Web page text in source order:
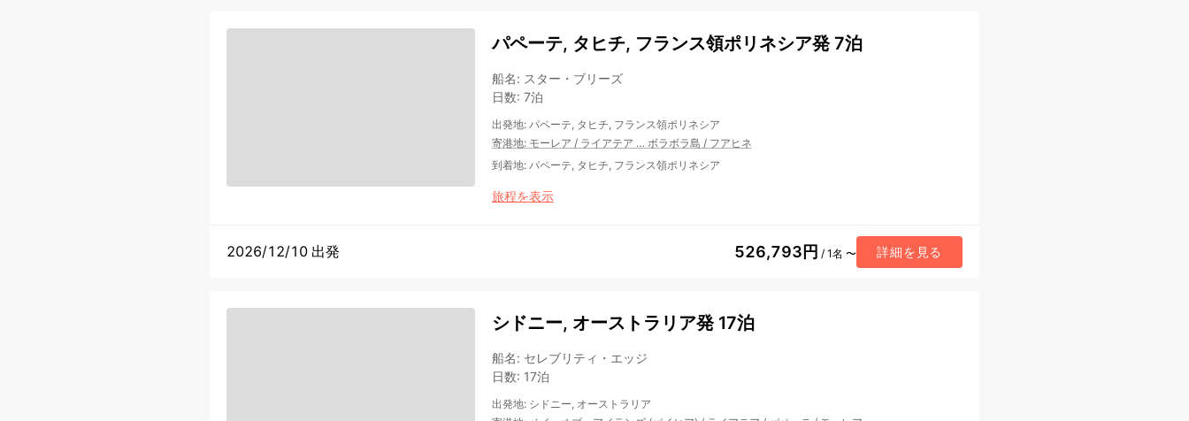
パペーテ, タヒチ, フランス領ポリネシア発 7泊
船名: スター・ブリーズ
日数: 7泊
出発地: パペーテ, タヒチ, フランス領ポリネシア
寄港地: モーレア / ライアテア … ボラボラ島 / フアヒネ
到着地: パペーテ, タヒチ, フランス領ポリネシア
旅程を表示
2026/12/10 出発 526,793円 / 1名 〜 詳細を見る
シドニー, オーストラリア発 17泊
船名: セレブリティ・エッジ
日数: 17泊
出発地: シドニー, オーストラリア